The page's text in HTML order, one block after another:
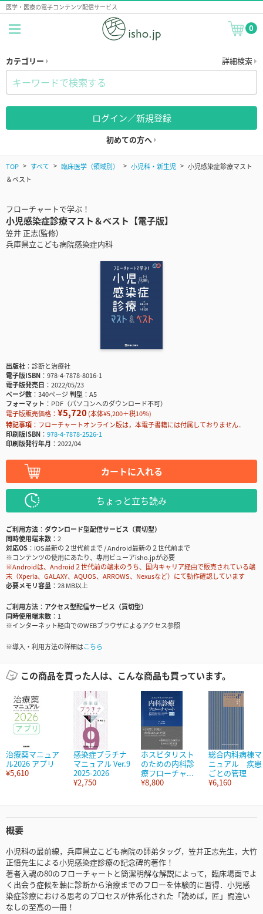
医学・医療の電子コンテンツ配信サービス
0
カテゴリー 詳細検索
ログイン／新規登録
初めての方へ
TOP すべて 臨床医学（領域別） 小児科・新生児
小児感染症診療マスト
＆ベスト
フローチャートで学ぶ！
小児感染症診療マスト＆ベスト【電子版】
笠井 正志(監修)
兵庫県立こども病院感染症内科
出版社
診断と治療社
電子版ISBN
978-4-7878-8016-1
電子版発売日
2022/05/23
ページ数
340ページ判型
A5
フォーマット
PDF（パソコンへのダウンロード不可）
電子版販売価格： ¥5,720(本体¥5,200＋税10％)
特記事項
フローチャートオンライン版は，本電子書籍には付属しておりません．
印刷版ISBN
978-4-7878-2526-1
印刷版発行年月
2022/04
カートに入れる
ちょっと立ち読み
ご利用方法
ダウンロード型配信サービス（買切型）
同時使用端末数
2
対応OS
iOS最新の２世代前まで / Android最新の２世代前まで
※コンテンツの使用にあたり、専用ビューアisho.jpが必要
※Androidは、Android２世代前の端末のうち、国内キャリア経由で販売されている端
末（Xperia、GALAXY、AQUOS、ARROWS、Nexusなど）にて動作確認しています
必要メモリ容量
28 MB以上
ご利用方法
アクセス型配信サービス（買切型）
同時使用端末数
1
※インターネット経由でのWEBブラウザによるアクセス参照
※導入・利用方法の詳細はこちら
この商品を買った人は、こんな商品も買っています。
治療薬マニュア
ル2026 アプリ
¥5,610
感染症プラチナ
マニュアル Ver.9
2025-2026
¥2,750
ホスピタリスト
のための内科診
療フローチャ...
¥8,800
総合内科病棟マ
ニュアル 疾患
ごとの管理
¥6,160
概要
小児科の最前線，兵庫県立こども病院の師弟タッグ，笠井正志先生，大竹
正悟先生による小児感染症診療の記念碑的著作！
著者入魂の80のフローチャートと簡潔明解な解説によって，臨床場面でよ
く出会う症候を軸に診断から治療までのフローを体験的に習得．小児感
染症診療における思考のプロセスが体系化された「読めば，匠」間違い
なしの至高の一冊！